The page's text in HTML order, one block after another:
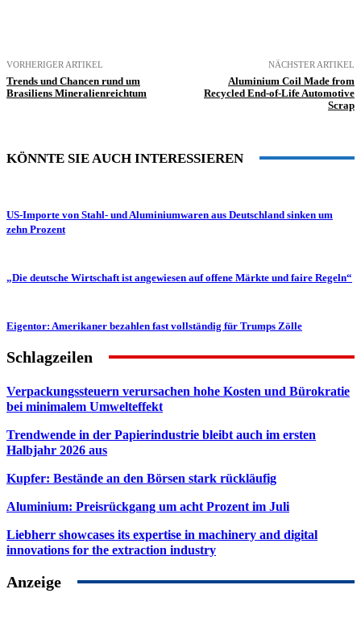
VORHERIGER ARTIKEL
Trends und Chancen rund um
Brasiliens Mineralienreichtum
NÄCHSTER ARTIKEL
Aluminium Coil Made from
Recycled End-of-Life Automotive
Scrap
KÖNNTE SIE AUCH INTERESSIEREN
US-Importe von Stahl- und Aluminiumwaren aus Deutschland sinken um
zehn Prozent
„Die deutsche Wirtschaft ist angewiesen auf offene Märkte und faire Regeln“
Eigentor: Amerikaner bezahlen fast vollständig für Trumps Zölle
Schlagzeilen
Verpackungssteuern verursachen hohe Kosten und Bürokratie
bei minimalem Umwelteffekt
Trendwende in der Papierindustrie bleibt auch im ersten
Halbjahr 2026 aus
Kupfer: Bestände an den Börsen stark rückläufig
Aluminium: Preisrückgang um acht Prozent im Juli
Liebherr showcases its expertise in machinery and digital
innovations for the extraction industry
Anzeige